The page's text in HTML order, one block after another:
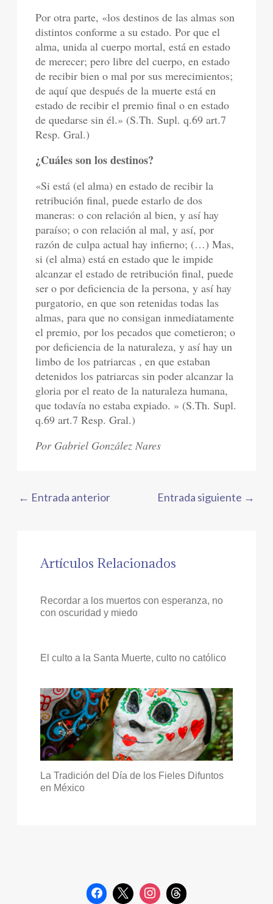
Por otra parte, «los destinos de las almas son
distintos conforme a su estado. Por que el
alma, unida al cuerpo mortal, está en estado
de merecer; pero libre del cuerpo, en estado
de recibir bien o mal por sus merecimientos;
de aquí que después de la muerte está en
estado de recibir el premio final o en estado
de quedarse sin él.» (S.Th. Supl. q.69 art.7
Resp. Gral.)
¿Cuáles son los destinos?
«Si está (el alma) en estado de recibir la
retribución final, puede estarlo de dos
maneras: o con relación al bien, y así hay
paraíso; o con relación al mal, y así, por
razón de culpa actual hay infierno; (…) Mas,
si (el alma) está en estado que le impide
alcanzar el estado de retribución final, puede
ser o por deficiencia de la persona, y así hay
purgatorio, en que son retenidas todas las
almas, para que no consigan inmediatamente
el premio, por los pecados que cometieron; o
por deficiencia de la naturaleza, y así hay un
limbo de los patriarcas , en que estaban
detenidos los patriarcas sin poder alcanzar la
gloria por el reato de la naturaleza humana,
que todavía no estaba expiado. » (S.Th. Supl.
q.69 art.7 Resp. Gral.)
Por Gabriel González Nares
← Entrada anterior Entrada siguiente →
Artículos Relacionados
Recordar a los muertos con esperanza, no
con oscuridad y miedo
El culto a la Santa Muerte, culto no católico
La Tradición del Día de los Fieles Difuntos
en México